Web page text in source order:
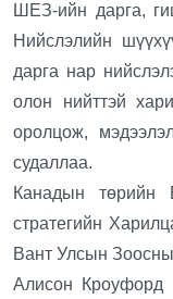
ШЕЗ-ийн дарга,
Нийслэлийн
дарга нар
олон нийттэй
оролцож,
судаллаа.
Канадын төрийн
стратегийн
Вант Улсын
Алисон Кроуфорд